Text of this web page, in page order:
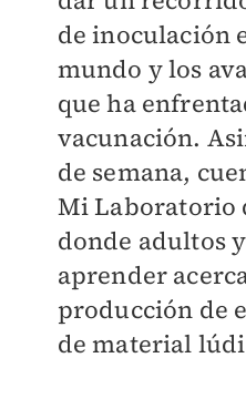
de inoculación
mundo y los
que ha
vacunación.
de semana,
Mi Laboratorio
donde adultos
aprender
producción de
de material